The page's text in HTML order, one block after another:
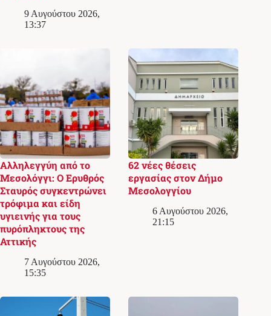
9 Αυγούστου 2026,
13:37
Αλληλεγγύη από το
Μεσολόγγι: Ο Ερυθρός
Σταυρός συγκεντρώνει
τρόφιμα και είδη
υγιεινής για τους
πυρόπληκτους της
Αττικής
7 Αυγούστου 2026,
15:35
62 νέες θέσεις
εργασίας στον Δήμο
Μεσολογγίου
6 Αυγούστου 2026,
21:15